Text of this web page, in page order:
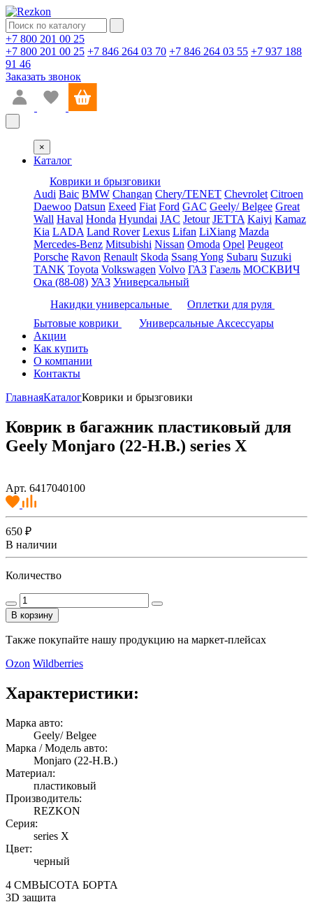
+7 800 201 00 25
+7 800 201 00 25 +7 846 264 03 70 +7 846 264 03 55 +7 937 188
91 46
Заказать звонок
×
Каталог
Коврики и брызговики
Audi Baic BMW Changan Chery/TENET Chevrolet Citroen
Daewoo Datsun Exeed Fiat Ford GAC Geely/ Belgee Great
Wall Haval Honda Hyundai JAC Jetour JETTA Kaiyi Kamaz
Kia LADA Land Rover Lexus Lifan LiXiang Mazda
Mercedes-Benz Mitsubishi Nissan Omoda Opel Peugeot
Porsche Ravon Renault Skoda Ssang Yong Subaru Suzuki
TANK Toyota Volkswagen Volvo ГАЗ Газель МОСКВИЧ
Ока (88-08) УАЗ Универсальный
Накидки универсальные
Оплетки для руля
Бытовые коврики
Универсальные Аксессуары
Акции
Как купить
О компании
Контакты
ГлавнаяКаталогКоврики и брызговики
Коврик в багажник пластиковый для
Geely Monjaro (22-Н.В.) series X
Арт. 6417040100
650 ₽
В наличии
Количество
В корзину
Также покупайте нашу продукцию на маркет-плейсах
Ozon Wildberries
Характеристики:
Марка авто:
Geely/ Belgee
Марка / Модель авто:
Monjaro (22-Н.В.)
Материал:
пластиковый
Производитель:
REZKON
Серия:
series X
Цвет:
черный
4 СМВЫСОТА БОРТА
3D защита